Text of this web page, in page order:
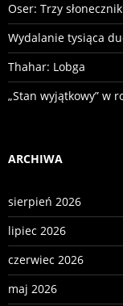
Oser: Trzy
Wydalanie tysiąca
Thahar: Lobga
„Stan wyjątkowy” w
ARCHIWA
sierpień 2026
lipiec 2026
czerwiec 2026
maj 2026